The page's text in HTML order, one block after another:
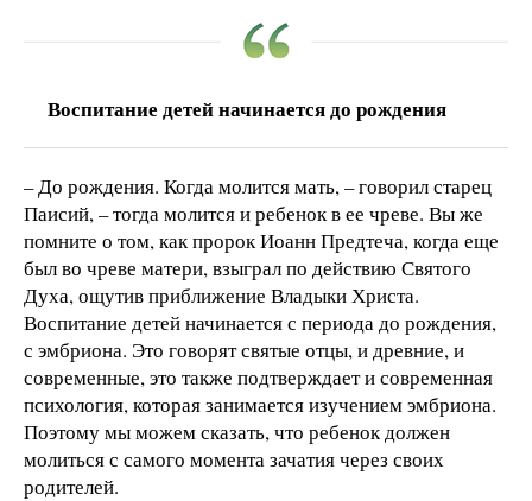
Воспитание детей начинается до рождения
– До рождения. Когда молится мать, – говорил старец
Паисий, – тогда молится и ребенок в ее чреве. Вы же
помните о том, как пророк Иоанн Предтеча, когда еще
был во чреве матери, взыграл по действию Святого
Духа, ощутив приближение Владыки Христа.
Воспитание детей начинается с периода до рождения,
с эмбриона. Это говорят святые отцы, и древние, и
современные, это также подтверждает и современная
психология, которая занимается изучением эмбриона.
Поэтому мы можем сказать, что ребенок должен
молиться с самого момента зачатия через своих
родителей.